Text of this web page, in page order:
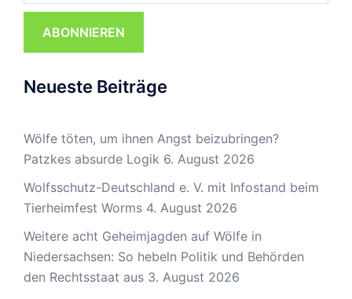
ABONNIEREN
Neueste Beiträge
Wölfe töten, um ihnen Angst beizubringen?
Patzkes absurde Logik 6. August 2026
Wolfsschutz-Deutschland e. V. mit Infostand beim
Tierheimfest Worms 4. August 2026
Weitere acht Geheimjagden auf Wölfe in
Niedersachsen: So hebeln Politik und Behörden
den Rechtsstaat aus 3. August 2026